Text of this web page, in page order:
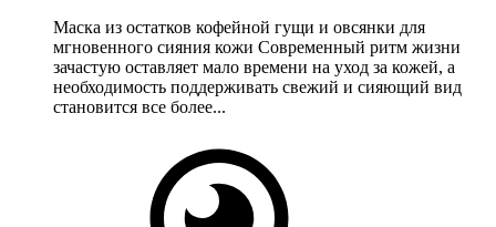
Маска из остатков кофейной гущи и овсянки для
мгновенного сияния кожи Современный ритм жизни
зачастую оставляет мало времени на уход за кожей, а
необходимость поддерживать свежий и сияющий вид
становится все более...